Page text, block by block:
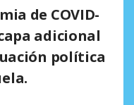
de COVID-
adicional
política